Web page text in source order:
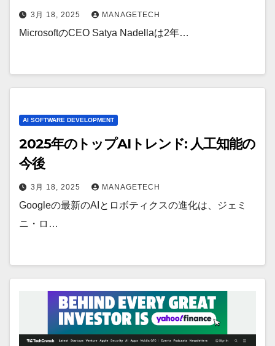
3月 18, 2025 MANAGETECH
MicrosoftのCEO Satya Nadellaは2年…
AI SOFTWARE DEVELOPMENT
2025年のトップAIトレンド: 人工知能の
今後
3月 18, 2025 MANAGETECH
Googleの最新のAIとロボティクスの進化は、ジェミ
ニ・ロ…